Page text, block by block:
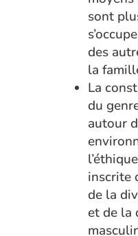
sont
des
la
La
du
autour
inscrite
de la
et de la